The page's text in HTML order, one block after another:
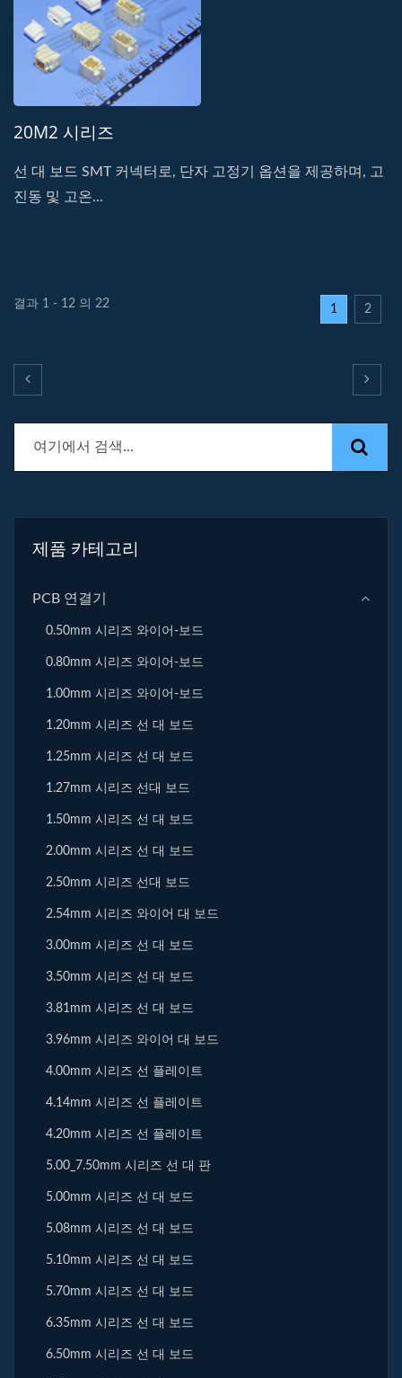
20M2 시리즈
선 대 보드 SMT 커넥터로, 단자 고정기 옵션을 제공하며, 고
진동 및 고온...
결과 1 - 12 의 22 1 2
제품 카테고리
PCB 연결기
0.50mm 시리즈 와이어-보드
0.80mm 시리즈 와이어-보드
1.00mm 시리즈 와이어-보드
1.20mm 시리즈 선 대 보드
1.25mm 시리즈 선 대 보드
1.27mm 시리즈 선대 보드
1.50mm 시리즈 선 대 보드
2.00mm 시리즈 선 대 보드
2.50mm 시리즈 선대 보드
2.54mm 시리즈 와이어 대 보드
3.00mm 시리즈 선 대 보드
3.50mm 시리즈 선 대 보드
3.81mm 시리즈 선 대 보드
3.96mm 시리즈 와이어 대 보드
4.00mm 시리즈 선 플레이트
4.14mm 시리즈 선 플레이트
4.20mm 시리즈 선 플레이트
5.00_7.50mm 시리즈 선 대 판
5.00mm 시리즈 선 대 보드
5.08mm 시리즈 선 대 보드
5.10mm 시리즈 선 대 보드
5.70mm 시리즈 선 대 보드
6.35mm 시리즈 선 대 보드
6.50mm 시리즈 선 대 보드